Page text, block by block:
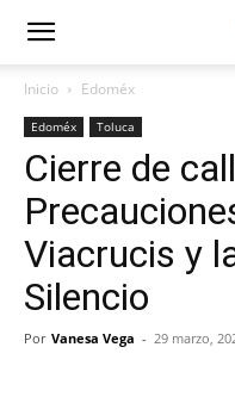
Inicio Edoméx
Edoméx Toluca
Cierre de
Viacrucis y
Silencio
Por Vanesa Vega - 29 marzo,